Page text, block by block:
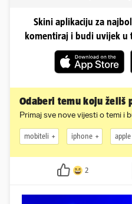
Skini aplikaciju za
komentiraj i budi uvijek u
Odaberi temu koju želiš
Primaj sve nove vijesti o temi i
mobiteli iphone apple
2